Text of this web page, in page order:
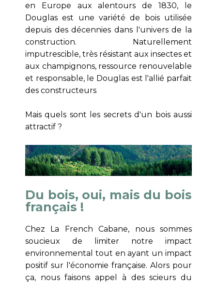
en Europe aux alentours de 1830, le
Douglas est une variété de bois utilisée
depuis des décennies dans l'univers de la
construction. Naturellement
imputrescible, très résistant aux insectes et
aux champignons, ressource renouvelable
et responsable, le Douglas est l'allié parfait
des constructeurs
Mais quels sont les secrets d'un bois aussi
attractif ?
Du bois, oui, mais du bois
français !
Chez La French Cabane, nous sommes
soucieux de limiter notre impact
environnemental tout en ayant un impact
positif sur l'économie française. Alors pour
ça, nous faisons appel à des scieurs du